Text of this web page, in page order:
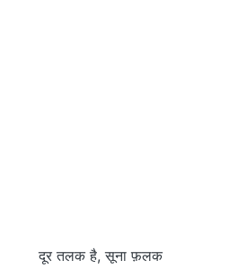
दूर तलक है, सूना फ़लक